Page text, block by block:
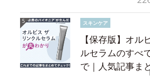
スキンケア
【保存版】オル
ルセラムのすべ
で｜人気記事ま